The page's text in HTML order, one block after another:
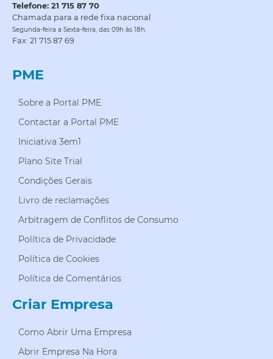
Telefone: 21 715 87 70
Chamada para a rede fixa nacional
Segunda-feira a Sexta-feira, das 09h às 18h.
Fax: 21 715 87 69
PME
Sobre a Portal PME
Contactar a Portal PME
Iniciativa 3em1
Plano Site Trial
Condições Gerais
Livro de reclamações
Arbitragem de Conflitos de Consumo
Política de Privacidade
Política de Cookies
Política de Comentários
Criar Empresa
Como Abrir Uma Empresa
Abrir Empresa Na Hora